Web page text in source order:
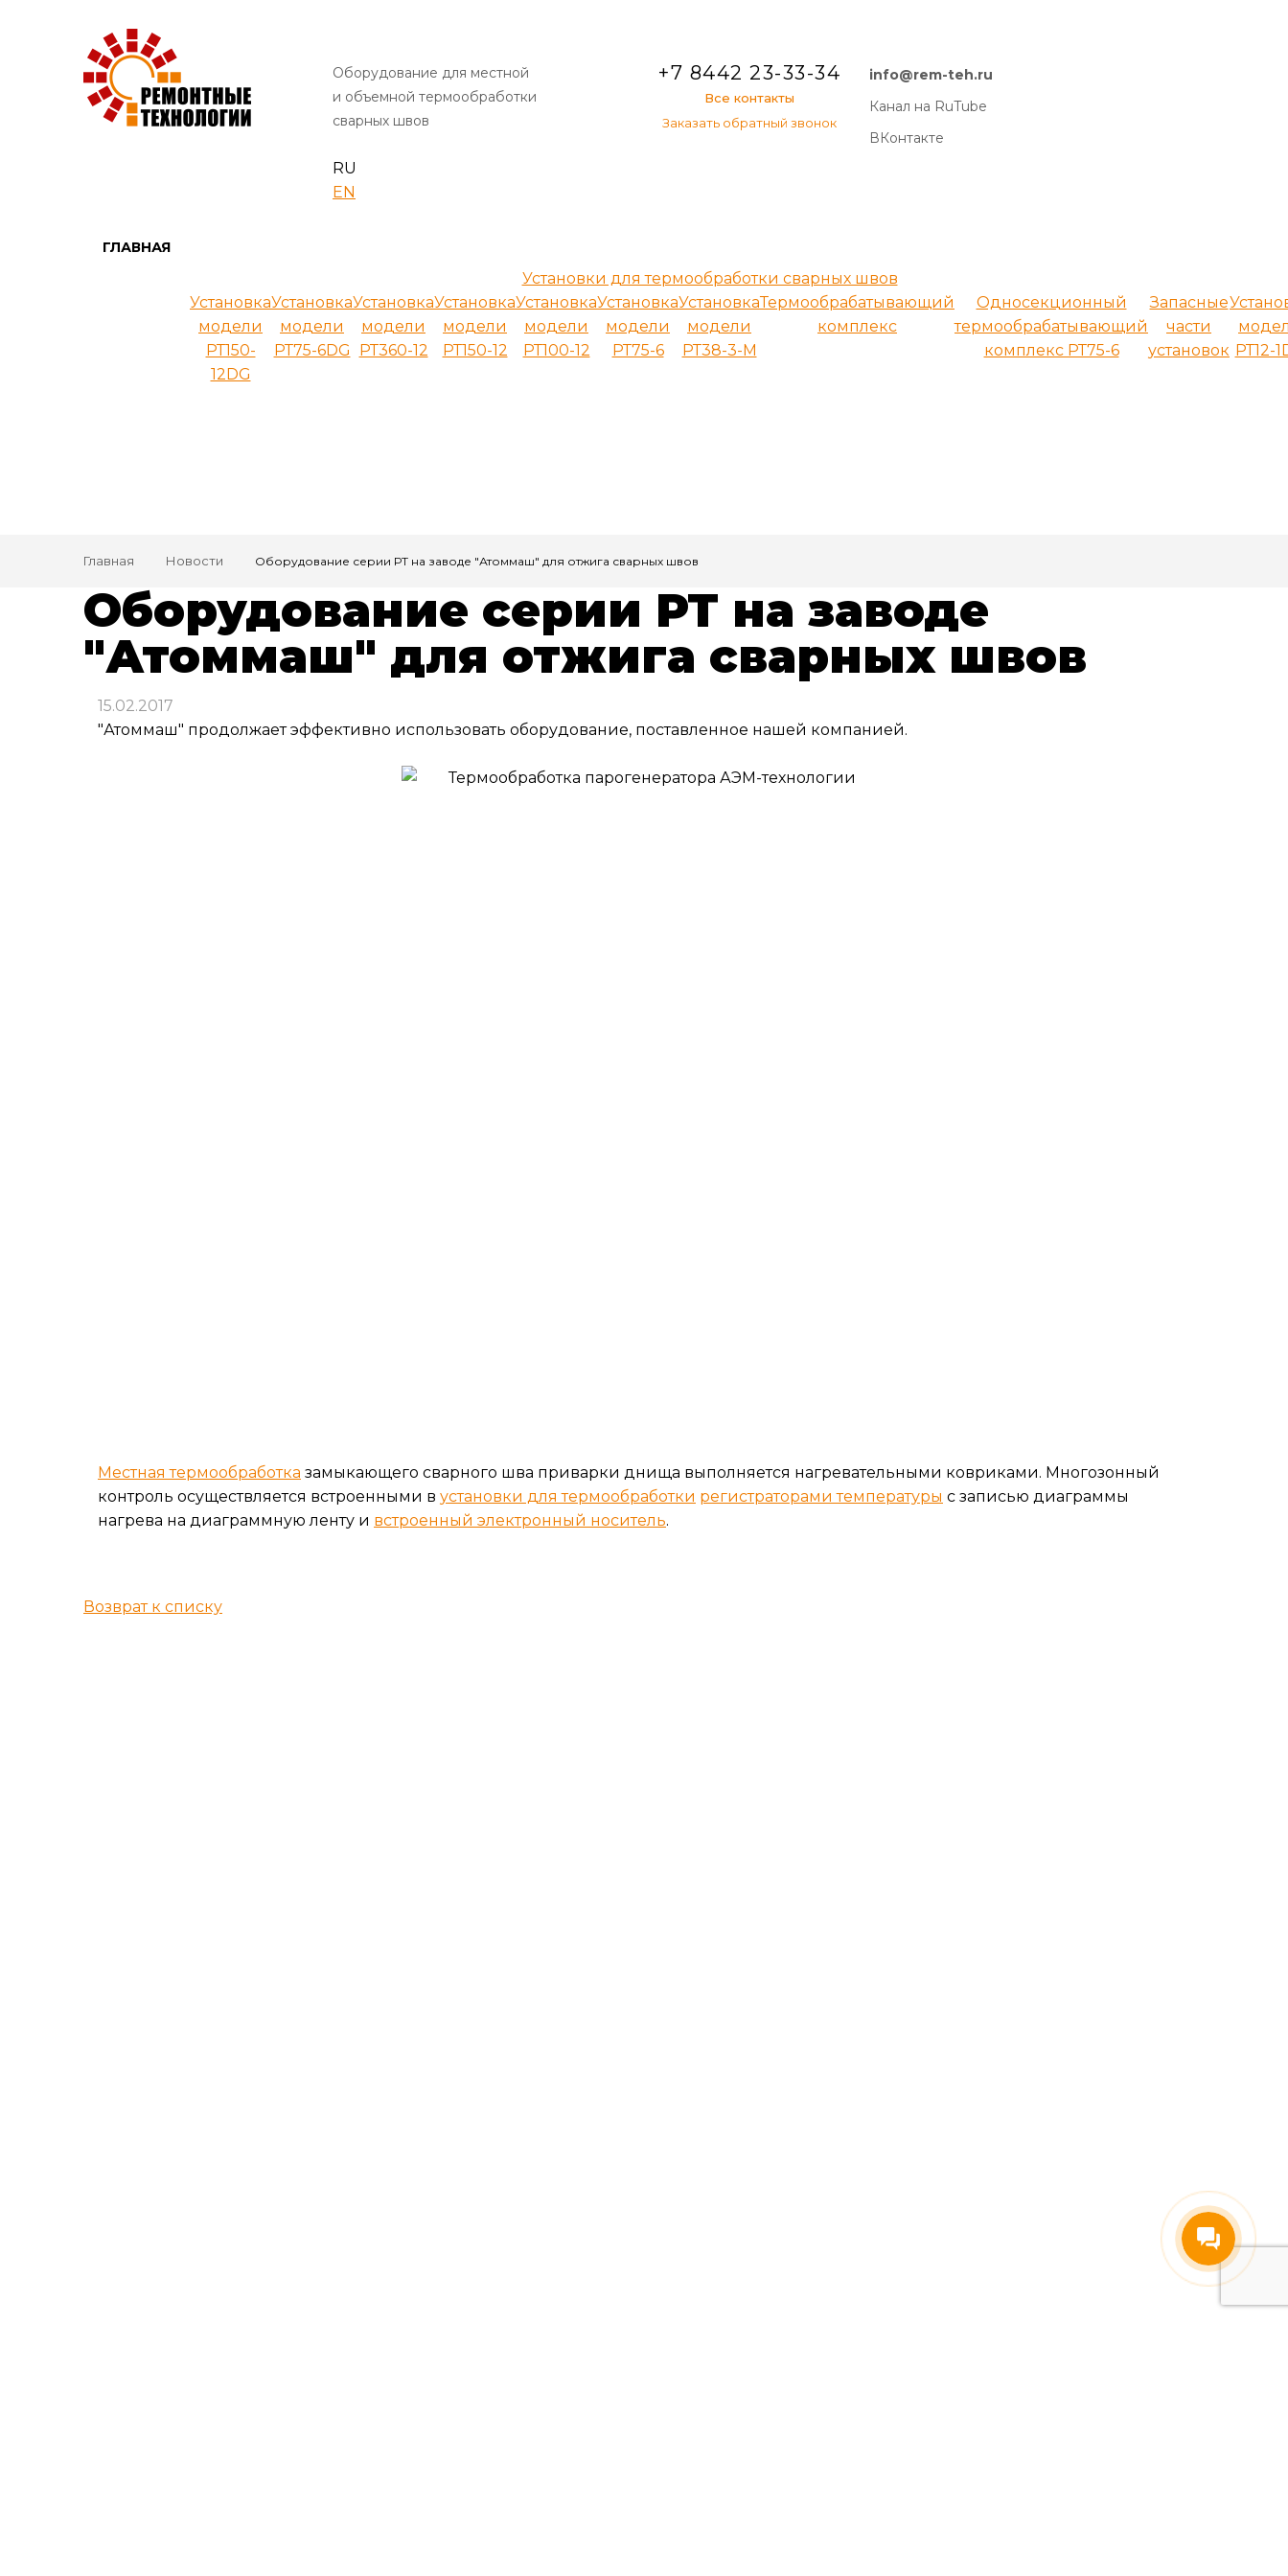
Оборудование для местной
и объемной термообработки
сварных швов
+7 8442 23-33-34
Все контакты
Заказать обратный звонок
info@rem-teh.ru
Канал на RuTube
ВКонтакте
RU
EN
ГЛАВНАЯ
Установки для термообработки сварных швов
Установка
модели
РТ150-
12DG
Установка
модели
РТ75-6DG
Установка
модели
РТ360-12
Установка
модели
РТ150-12
Установка
модели
РТ100-12
Установка
модели
РТ75-6
Установка
модели
РТ38-3-М
Термообрабатывающий
комплекс
Односекционный
термообрабатывающий
комплекс РТ75-6
Запасные
части
установок РТ12-
Главная Новости Оборудование серии РТ на заводе "Атоммаш" для отжига сварных швов
Оборудование серии РТ на заводе
"Атоммаш" для отжига сварных швов
15.02.2017
"Атоммаш" продолжает эффективно использовать оборудование, поставленное нашей компанией.
Местная термообработка замыкающего сварного шва приварки днища выполняется нагревательными ковриками. Многозонный
контроль осуществляется встроенными в установки для термообработки регистраторами температуры с записью диаграммы
нагрева на диаграммную ленту и встроенный электронный носитель.
Возврат к списку